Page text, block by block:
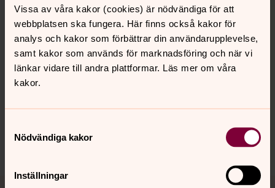
Vissa av våra kakor (cookies) är nödvändiga för att
webbplatsen ska fungera. Här finns också kakor för
analys och kakor som förbättrar din användarupplevelse,
samt kakor som används för marknadsföring och när vi
länkar vidare till andra plattformar. Läs mer om våra
kakor.
Nödvändiga kakor
Inställningar
Synpunkter eller frågor på sidans
Dela
Tillbaka till toppen
Tillbaka till innehållet